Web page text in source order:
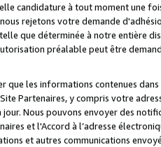
candidature à tout moment une
rejetons votre demande
que déterminée à notre entière
préalable peut être
que les informations contenues
Partenaires, y compris votre
Nous pouvons envoyer des
et l'Accord à l’adresse
et autres communications